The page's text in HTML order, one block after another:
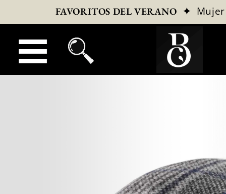
FAVORITOS DEL VERANO ✦ Mujer